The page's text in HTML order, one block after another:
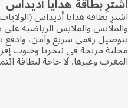
اشترِ بطاقة هدايا أديداس
اشترِ بطاقة هدايا أديداس
بتوصيل رقمي سريع وآمن، وادفع
محلية مريحة في نيجريا وجنوب
المغرب وغيرها. لا حاجة لبطاقة